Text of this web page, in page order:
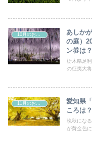
10月のお祭り
あしか
の庭）
ン券は？
栃木県足
の征夷大
11月のお祭り
愛知県
ころは
晩秋にな
が黄金色